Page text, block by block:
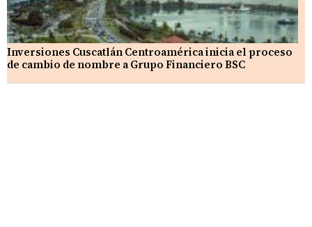
Inversiones Cuscatlán Centroamérica inicia el proceso
de cambio de nombre a Grupo Financiero BSC